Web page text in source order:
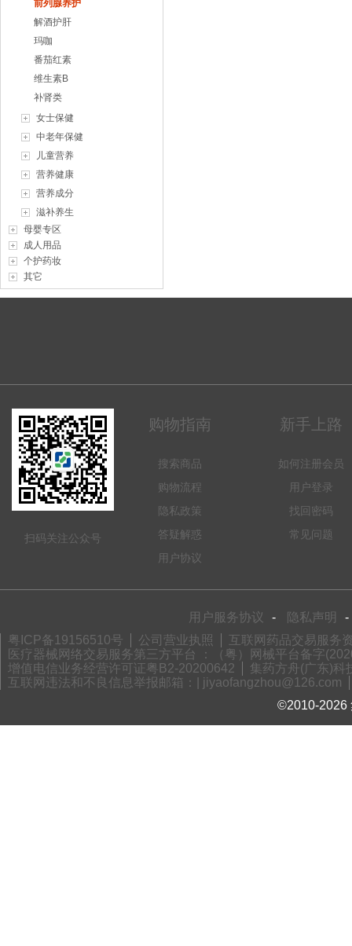
前列腺养护
解酒护肝
玛咖
番茄红素
维生素B
补肾类
女士保健
中老年保健
儿童营养
营养健康
营养成分
滋补养生
母婴专区
成人用品
个护药妆
其它
扫码关注公众号
购物指南
搜索商品
购物流程
隐私政策
答疑解惑
用户协议
新手上路
如何注册会员
用户登录
找回密码
常见问题
用户服务协议 - 隐私声明
-
粤ICP备19156510号
公司营业执照
互联网药品交易服务
医疗器械网络交易服务第三方平台 ：（粤）网械平台备字
增值电信业务经营许可证粤B2-20200642
集药方舟(广东)科
互联网违法和不良信息举报邮箱：| jiyaofangzhou@126.com
©2010-2026